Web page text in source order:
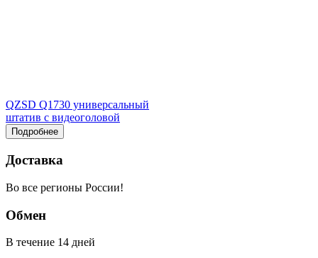
QZSD Q1730 универсальный
штатив с видеоголовой
Подробнее
Доставка
Во все регионы России!
Обмен
В течение 14 дней